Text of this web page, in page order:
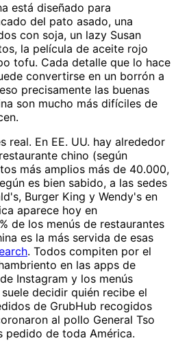
está diseñado para
del pato asado, una
con soja, un lazy Susan
la película de aceite rojo
tofu. Cada detalle que lo hace
convertirse en un borrón a
precisamente las buenas
son mucho más difíciles de
real. En EE. UU. hay alrededor
chino (según
más amplios más de 40.000,
es bien sabido, a las sedes
Burger King y Wendy's en
aparece hoy en
de los menús de restaurantes
es la más servida de esas
. Todos compiten por el
en las apps de
Instagram y los menús
decidir quién recibe el
de GrubHub recogidos
al pollo General Tso
pedido de toda América.